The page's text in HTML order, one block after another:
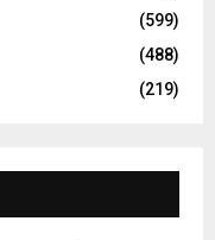
(599)
(488)
(219)